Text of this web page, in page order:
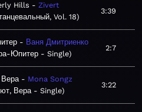
Hills
Zivert
Vol. 18
3:39
Ваня Дмитриенко
Юпитер - Single
2:7
Mona Songz
Вера - Single
3:22